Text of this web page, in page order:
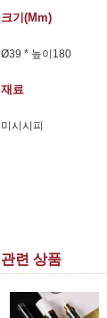
크기(mm)
Ø39 * 높이180
재료
미시시피
관련 상품